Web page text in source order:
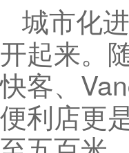
城市化
开起来。
快客、
便利店更